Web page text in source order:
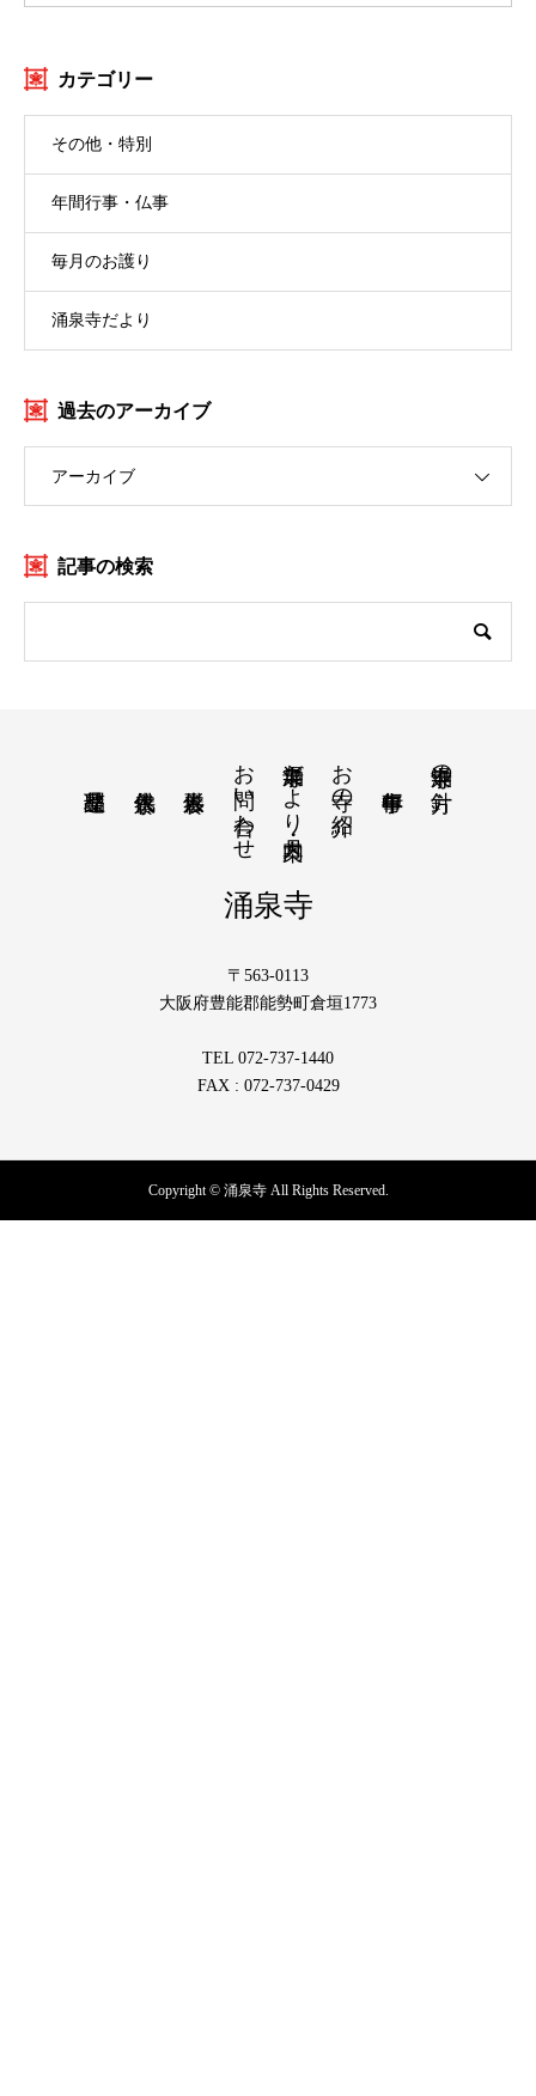
カテゴリー
その他・特別
年間行事・仏事
毎月のお護り
涌泉寺だより
過去のアーカイブ
アーカイブ
記事の検索
涌泉寺の方針
お寺の紹介
涌泉寺だより・月案内
お問い合わせ
涌泉寺
〒563-0113
大阪府豊能郡能勢町倉垣1773
TEL 072-737-1440
FAX : 072-737-0429
Copyright © 涌泉寺 All Rights Reserved.